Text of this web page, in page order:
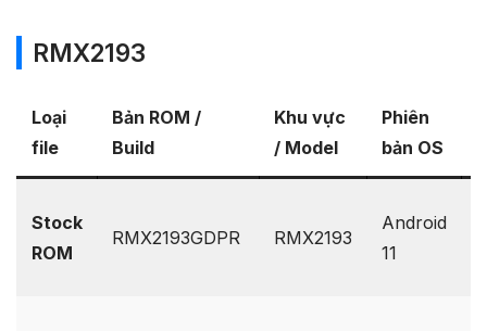
RMX2193
Loại
file
Bản ROM /
Build
Khu vực
/ Model
Phiên
bản OS
Stock
ROM
RMX2193GDPR RMX2193
Android
11